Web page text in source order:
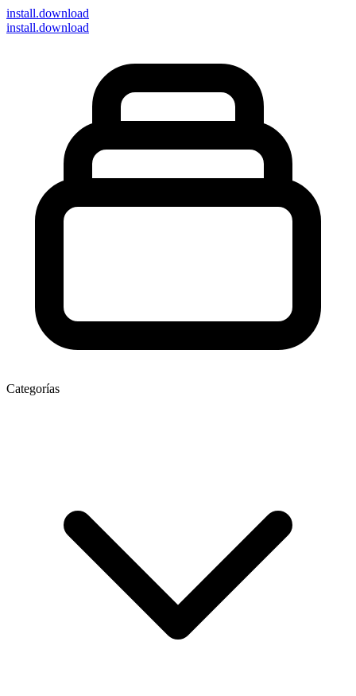
install.download
install.download
Categorías